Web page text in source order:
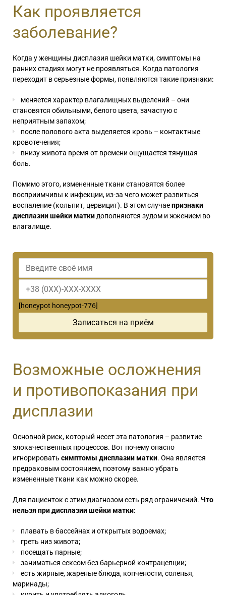
Как проявляется
заболевание?
Когда у женщины дисплазия шейки матки, симптомы на
ранних стадиях могут не проявляться. Когда патология
переходит в серьезные формы, появляются такие признаки:
меняется характер влагалищных выделений – они
становятся обильными, белого цвета, зачастую с
неприятным запахом;
после полового акта выделяется кровь – контактные
кровотечения;
внизу живота время от времени ощущается тянущая
боль.
Помимо этого, измененные ткани становятся более
восприимчивы к инфекции, из-за чего может развиться
воспаление (кольпит, цервицит). В этом случаепризнаки
дисплазии шейки маткидополняются зудом и жжением во
влагалище.
[honeypot honeypot-776]
Возможные осложнения
и противопоказания при
дисплазии
Основной риск, который несет эта патология – развитие
злокачественных процессов. Вот почему опасно
игнорировать симптомы дисплазии матки. Она является
предраковым состоянием, поэтому важно убрать
измененные ткани как можно скорее.
Для пациенток с этим диагнозом есть ряд ограничений. Что
нельзя при дисплазии шейки матки:
плавать в бассейнах и открытых водоемах;
греть низ живота;
посещать парные;
заниматься сексом без барьерной контрацепции;
есть жирные, жареные блюда, копчености, соленья,
маринады;